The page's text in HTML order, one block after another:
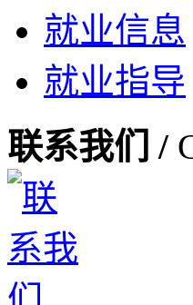
就业信息
就业指导
联系我们 /